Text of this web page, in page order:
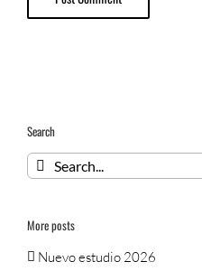
Search
Search
for:
More posts
Nuevo estudio 2026